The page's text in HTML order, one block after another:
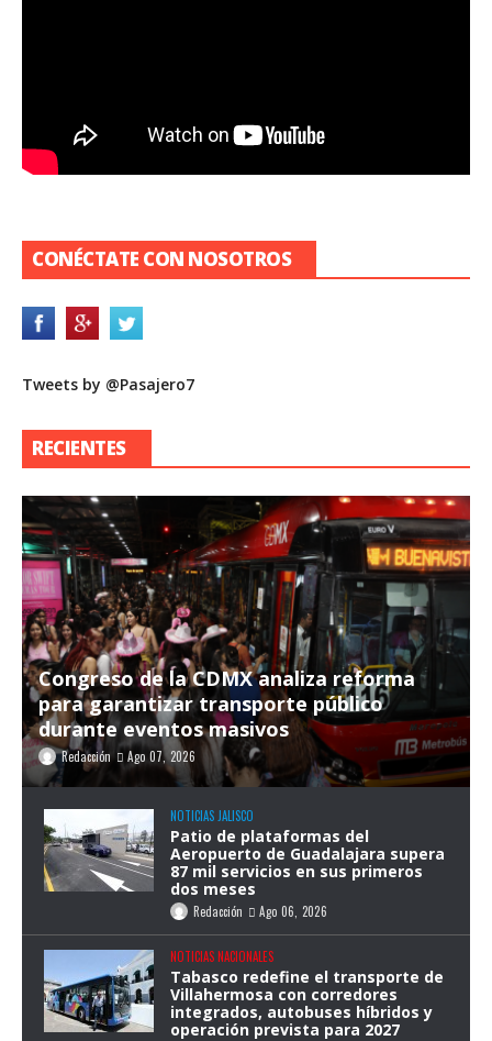
CONÉCTATE CON NOSOTROS
Tweets by @Pasajero7
RECIENTES
Congreso de la CDMX analiza reforma
para garantizar transporte público
durante eventos masivos
Redacción Ago 07, 2026
NOTICIAS JALISCO
Patio de plataformas del
Aeropuerto de Guadalajara supera
87 mil servicios en sus primeros
dos meses
Redacción Ago 06, 2026
NOTICIAS NACIONALES
Tabasco redefine el transporte de
Villahermosa con corredores
integrados, autobuses híbridos y
operación prevista para 2027